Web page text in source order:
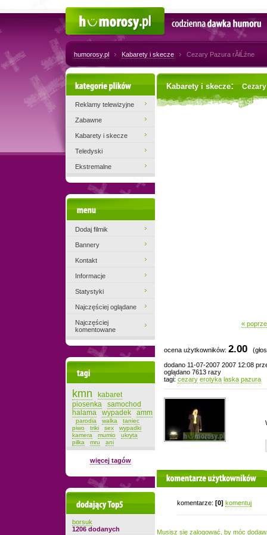
Codzienna dawka humoru
humorosy.pl Kabarety i skecze Cezary Pazura rĂłĹźne
Kabarety i skecze: Cezary
«
ocena użytkowników: 2.00
dodano 11-07-2007 2007 12:08
oglądano 7613 razy
tagi: cezary erotyka laska pazura
komentarze użytkowników
komentarze: [0] komentuj
Musisz się zalogować, by móc
Kategorie plików
Reklamy telewizyjne
Zabawne
Kabarety i skecze
Teledyski
Ekstremalne
Dodaj filmik
Bannery
Kontakt
Informacje
Statystyki
Najczęściej oglądane
Najczęściej
komentowane
kmn
kabaret
piosenka
samochod
halama
wypadek amm
parodia walka
taniec
piwo
triki sex
wypadki
kamera
mumio
ukryta
pilka
mru ani
więcej tagów
Dodający top-5
borsuk
1206 dodanych